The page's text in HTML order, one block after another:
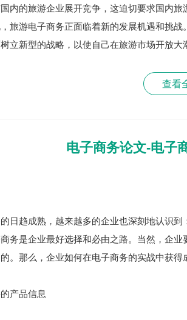
内的旅游企业展开竞争，这迫切要求国内
旅游电子商务正面临着新的发展机遇和挑
立新型的战略，以使自己在旅游市场开放大
查看
电子商务论文-电子
日趋成熟，越来越多的企业也深刻地认识
务是企业最好选择和必由之路。当然，企
。那么，企业如何在电子商务的实战中获
产品信息